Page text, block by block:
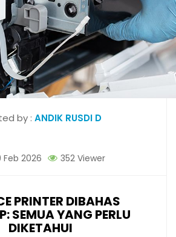
by : ANDIK RUSDI D
Feb 2026 352 Viewer
PRINTER DIBAHAS
SEMUA YANG PERLU
DIKETAHUI